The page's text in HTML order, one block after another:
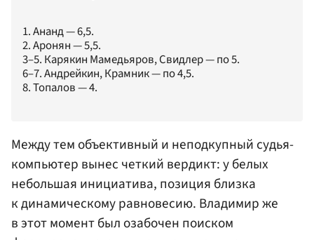
1. Ананд — 6,5.
2. Аронян — 5,5.
3–5. Карякин Мамедьяров, Свидлер — по 5.
6–7. Андрейкин, Крамник — по 4,5.
8. Топалов — 4.
Между тем объективный и неподкупный судья-
компьютер вынес четкий вердикт: у белых
небольшая инициатива, позиция близка
к динамическому равновесию. Владимир же
в этот момент был озабочен поиском